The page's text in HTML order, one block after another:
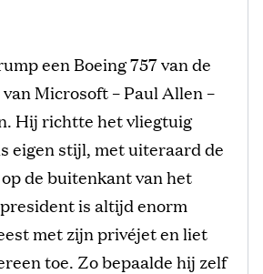
een Boeing 757 van de
Microsoft – Paul Allen –
Hij richtte het vliegtuig
eigen stijl, met uiteraard de
de buitenkant van het
is altijd enorm
met zijn privéjet en liet
toe. Zo bepaalde hij zelf